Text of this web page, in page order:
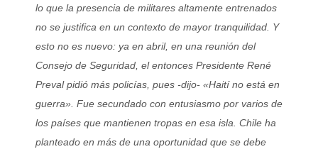
lo que la presencia de militares altamente entrenados
no se justifica en un contexto de mayor tranquilidad. Y
esto no es nuevo: ya en abril, en una reunión del
Consejo de Seguridad, el entonces Presidente René
Preval pidió más policías, pues -dijo- «Haití no está en
guerra». Fue secundado con entusiasmo por varios de
los países que mantienen tropas en esa isla. Chile ha
planteado en más de una oportunidad que se debe